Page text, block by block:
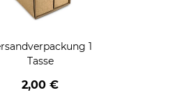
1
Tasse
2,00 €